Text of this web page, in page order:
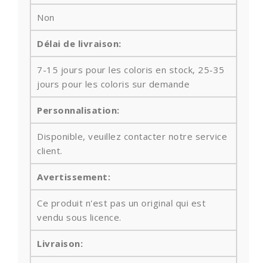
Non
Délai de livraison:
7-15 jours pour les coloris en stock, 25-35
jours pour les coloris sur demande
Personnalisation:
Disponible, veuillez contacter notre service
client.
Avertissement:
Ce produit n'est pas un original qui est
vendu sous licence.
Livraison: